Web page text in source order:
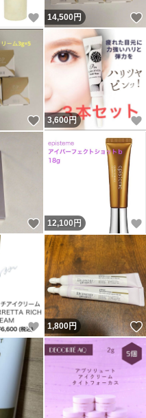
いいね！
14,500円
いいね！
3,600円
いいね！
12,100 円
いいね！
1,800円